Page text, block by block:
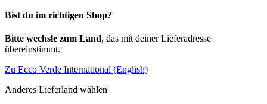
Bist du im richtigen Shop?
Bitte wechsle zum Land, das mit deiner Lieferadresse
übereinstimmt.
Zu Ecco Verde International (English)
Anderes Lieferland wählen